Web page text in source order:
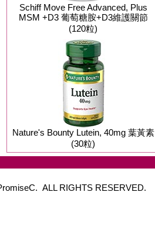
Schiff Move Free Advanced, Plus
MSM +D3 葡萄糖胺+D3維護關節
(120粒)
Nature's Bounty Lutein, 40mg 葉黃素
(30粒)
ALL RIGHTS RESERVED.